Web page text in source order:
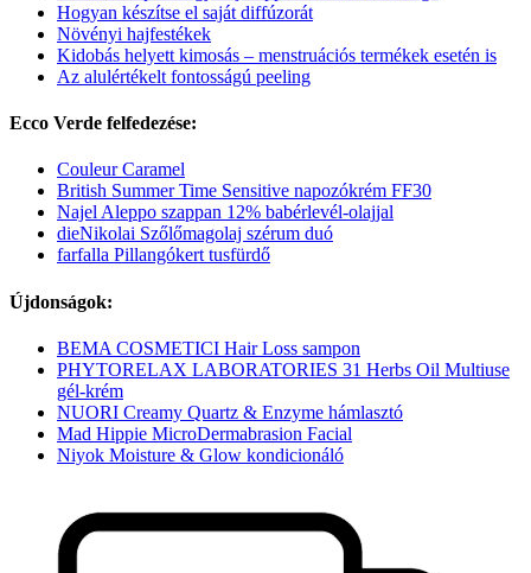
Hogyan készítse el saját diffúzorát
Növényi hajfestékek
Kidobás helyett kimosás – menstruációs termékek esetén is
Az alulértékelt fontosságú peeling
Ecco Verde felfedezése:
Couleur Caramel
British Summer Time Sensitive napozókrém FF30
Najel Aleppo szappan 12% babérlevél-olajjal
dieNikolai Szőlőmagolaj szérum duó
farfalla Pillangókert tusfürdő
Újdonságok:
BEMA COSMETICI Hair Loss sampon
PHYTORELAX LABORATORIES 31 Herbs Oil Multiuse
gél-krém
NUORI Creamy Quartz & Enzyme hámlasztó
Mad Hippie MicroDermabrasion Facial
Niyok Moisture & Glow kondicionáló